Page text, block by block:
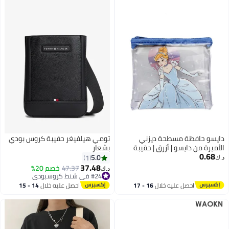
دايسو حافظة مسطحة ديزني
الأميرة من دايسو | أزرق | حقيبة
بسحاب لتخزين القرطاسية
د.ك‏0.68
احصل عليه خلال 16 - 17
تومي هيلفيغر حقيبة كروس بودي
بشعار
5.0
1
د.ك‏37.48
47.37خصم 20%
#24 في شنط كروسبودي
#24 في شنط كروسبودي احصل عليه خلال 14 - 15